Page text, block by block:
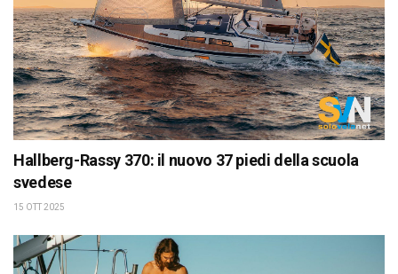
Hallberg-Rassy 370: il nuovo 37 piedi della scuola
svedese
15 OTT 2025